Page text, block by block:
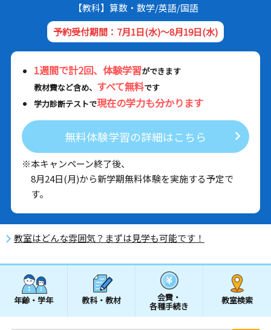
【教科】算数・数学/英語/国語
予約受付期間：7月1日(水)～8月19日(水)
1週間で計2回、体験学習ができます
教材費など含め、 すべて無料です
学力診断テストで現在の学力も分かります
無料体験学習の詳細はこちら
※本キャンペーン終了後、
8月24日(月)から新学期無料体験を実施する予定で
す。
教室はどんな雰囲気？まずは見学も可能です！
年齢・学年 教科・教材 会費・
各種手続き
教室検索